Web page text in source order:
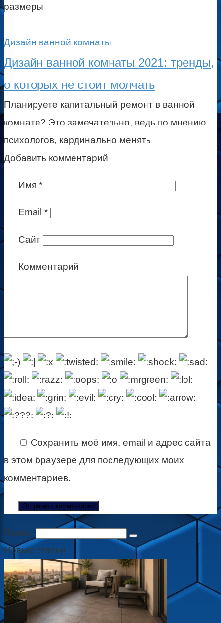
размеры
Дизайн ванной комнаты
Дизайн ванной комнаты 2021: тренды,
о которых не стоит молчать
Планируете капитальный ремонт в ванной
комнате? Это замечательно, ведь по мнению
психологов, кардинально менять
Добавить комментарий
Имя *
Email *
Сайт
Комментарий
Сохранить моё имя, email и адрес сайта
в этом браузере для последующих моих
комментариев.
Поиск:
Новые статьи